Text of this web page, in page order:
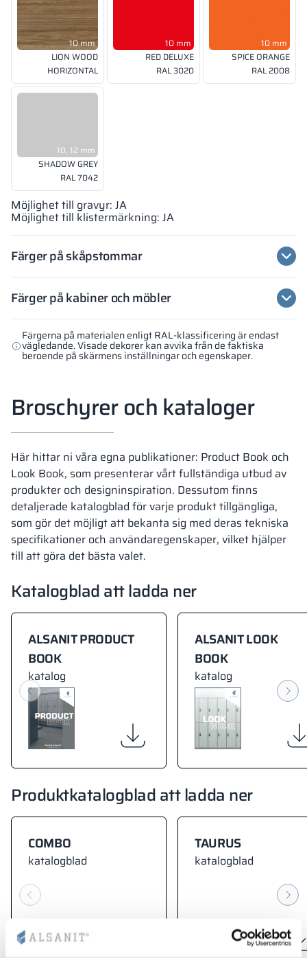
Färgerna på materialen enligt RAL-klassificering är endast
vägledande. Visade dekorer kan avvika från de faktiska
beroende på skärmens inställningar och egenskaper.
10 mm
LION WOOD
HORIZONTAL
10 mm
RED DELUXE
RAL 3020
10 mm
SPICE ORANGE
RAL 2008
10, 12 mm
SHADOW GREY
RAL 7042
Möjlighet till gravyr: JA
Möjlighet till klistermärkning: JA
Färger på skåpstommar
Färger på kabiner och möbler
Broschyrer och kataloger
Här hittar ni våra egna publikationer: Product Book och
Look Book, som presenterar vårt fullständiga utbud av
produkter och designinspiration. Dessutom finns
detaljerade katalogblad för varje produkt tillgängliga,
som gör det möjligt att bekanta sig med deras tekniska
specifikationer och användaregenskaper, vilket hjälper
till att göra det bästa valet.
Katalogblad att ladda ner
ALSANIT PRODUCT
BOOK
katalog
ALSANIT LOOK
BOOK
katalog
Produktkatalogblad att ladda ner
COMBO
katalogblad
TAURUS
katalogblad